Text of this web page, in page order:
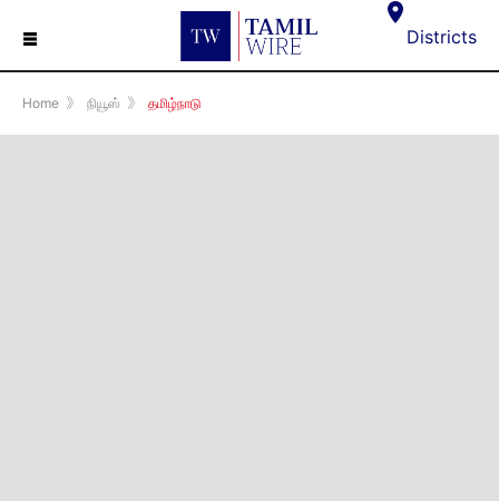
☰ Districts
Home 》 நியூஸ் 》 தமிழ்நாடு